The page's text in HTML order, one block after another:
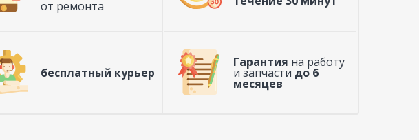
от ремонта
бесплатный курьер
Гарантия на работу
и запчасти до 6
месяцев